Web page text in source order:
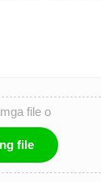
file o
file